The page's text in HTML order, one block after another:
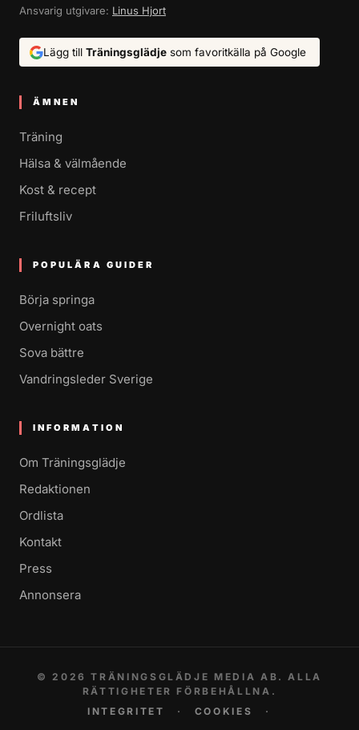
Ansvarig utgivare: Linus Hjort
Lägg till Träningsglädje som favoritkälla på Google
ÄMNEN
Träning
Hälsa & välmående
Kost & recept
Friluftsliv
POPULÄRA GUIDER
Börja springa
Overnight oats
Sova bättre
Vandringsleder Sverige
INFORMATION
Om Träningsglädje
Redaktionen
Ordlista
Kontakt
Press
Annonsera
© 2026 TRÄNINGSGLÄDJE MEDIA AB. ALLA
RÄTTIGHETER FÖRBEHÅLLNA.
INTEGRITET
· COOKIES ·